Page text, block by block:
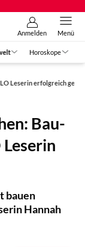
Anmelden Menü
Horoskope
Leserin erfolgreich
Bau-
bauen
Hannah